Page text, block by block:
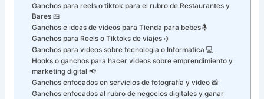
Ganchos para reels o tiktok para el rubro de Restaurantes y
Bares 🍱
Ganchos e ideas de videos para Tienda para bebes🤱
Ganchos para Reels o Tiktoks de viajes ✈️
Ganchos para videos sobre tecnologia o Informatica 💻
Hooks o ganchos para hacer videos sobre emprendimiento y
marketing digital 📢
Ganchos enfocados en servicios de fotografía y video 📸
Ganchos enfocados al rubro de negocios digitales y ganar